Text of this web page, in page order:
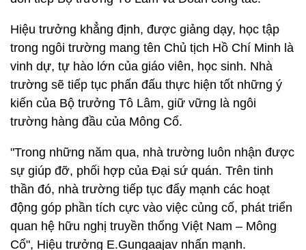
Hiệu trưởng khẳng định, được giảng dạy, học tập
trong ngôi trường mang tên Chủ tịch Hồ Chí Minh là
vinh dự, tự hào lớn của giáo viên, học sinh. Nhà
trường sẽ tiếp tục phấn đấu thực hiện tốt những ý
kiến của Bộ trưởng Tô Lâm, giữ vững là ngôi
trường hàng đầu của Mông Cổ.
"Trong những năm qua, nhà trường luôn nhận được
sự giúp đỡ, phối hợp của Đại sứ quán. Trên tinh
thần đó, nhà trường tiếp tục đẩy mạnh các hoạt
động góp phần tích cực vào việc củng cố, phát triển
quan hệ hữu nghị truyền thống Việt Nam – Mông
Cổ", Hiệu trưởng E.Gungaajav nhấn mạnh.